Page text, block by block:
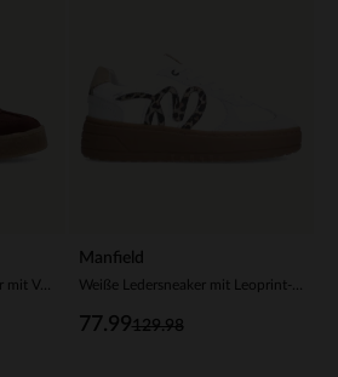
Manfield
129.98
77.99